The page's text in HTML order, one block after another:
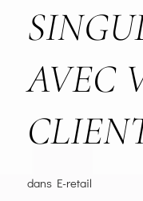
AVEC
dans E-retail